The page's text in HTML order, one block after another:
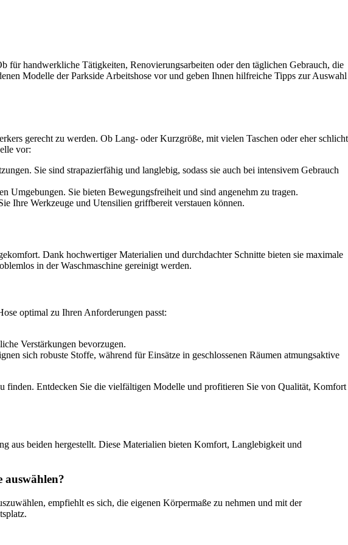
handwerkliche Tätigkeiten, Renovierungsarbeiten oder den täglichen Gebrauch, die
Modelle der Parkside Arbeitshose vor und geben Ihnen hilfreiche Tipps zur Auswahl
gerecht zu werden. Ob Lang- oder Kurzgröße, mit vielen Taschen oder eher schlicht
vor:
Sie sind strapazierfähig und langlebig, sodass sie auch bei intensivem Gebrauch
Umgebungen. Sie bieten Bewegungsfreiheit und sind angenehm zu tragen.
Ihre Werkzeuge und Utensilien griffbereit verstauen können.
Dank hochwertiger Materialien und durchdachter Schnitte bieten sie maximale
in der Waschmaschine gereinigt werden.
optimal zu Ihren Anforderungen passt:
Verstärkungen bevorzugen.
sich robuste Stoffe, während für Einsätze in geschlossenen Räumen atmungsaktive
finden. Entdecken Sie die vielfältigen Modelle und profitieren Sie von Qualität, Komfort
aus beiden hergestellt. Diese Materialien bieten Komfort, Langlebigkeit und
auswählen?
empfiehlt es sich, die eigenen Körpermaße zu nehmen und mit der